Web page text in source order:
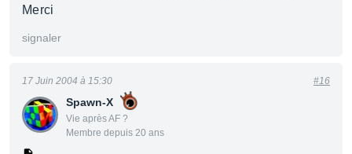
Merci
signaler
Spawn-X
Vie après AF ?
Membre depuis 20 ans
17 Juin 2004 à 15:30 #16